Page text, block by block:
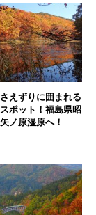
えずりに囲まれる
ポット！福島県昭
ノ原湿原へ！